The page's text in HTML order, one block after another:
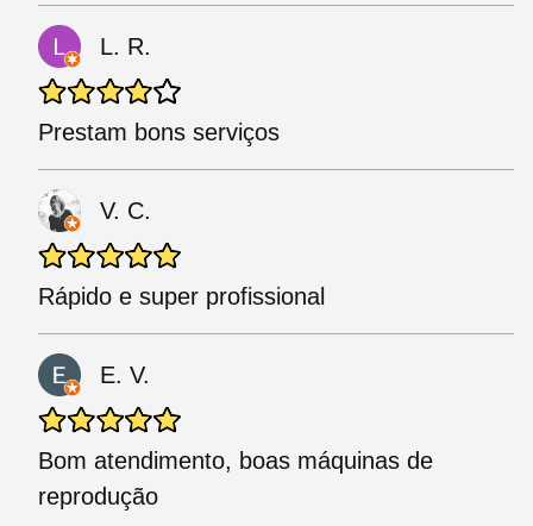
L. R.
Prestam bons serviços
V. C.
Rápido e super profissional
E. V.
Bom atendimento, boas máquinas de
reprodução